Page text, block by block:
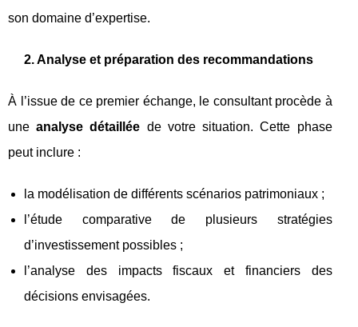
son domaine d’expertise.
2. Analyse et préparation des recommandations
À l’issue de ce premier échange, le consultant procède à
uneanalyse détaillée de votre situation. Cette phase
peut inclure :
la modélisation de différents scénarios patrimoniaux ;
l’étude comparative de plusieurs stratégies
d’investissement possibles ;
l’analyse des impacts fiscaux et financiers des
décisions envisagées.